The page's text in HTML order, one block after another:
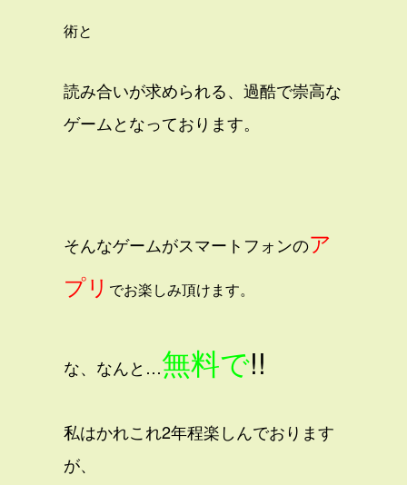
術と
読み合いが求められる、過酷で崇高な
ゲームとなっております。
そんなゲームがスマートフォンのア
プリ でお楽しみ頂けます。
な、なんと…無料で!!
私はかれこれ2年程楽しんでおります
が、